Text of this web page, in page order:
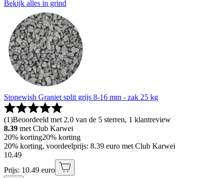
Bekijk alles in grind
Stonewish Graniet split grijs 8-16 mm - zak 25 kg
(1)Beoordeeld met 2.0 van de 5 sterren, 1 klantreview
8.39 met Club Karwei
20% korting20% korting
20% korting, voordeelprijs: 8.39 euro met Club Karwei
10.49
Prijs: 10.49 euro